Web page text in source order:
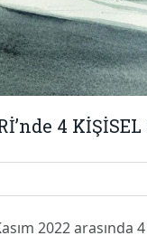
4 KİŞİSEL
2022 arasında